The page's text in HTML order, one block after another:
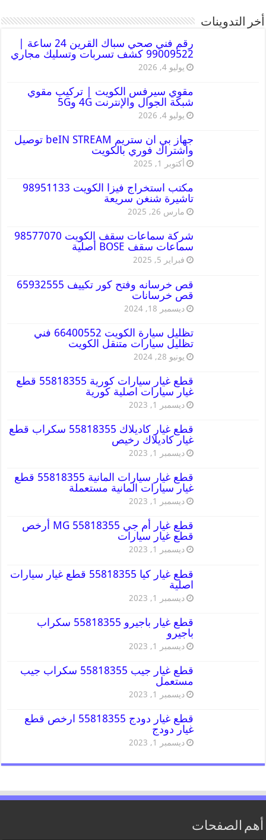
أخر التدوينات
رقم فني صحي سباك القرين 24 ساعة |
99009522 كشف تسربات وتسليك مجاري
يوليو 4, 2026
مقوي سيرفس الكويت | تركيب مقوي
شبكة الجوال والإنترنت 4G و5G
يوليو 4, 2026
جهاز بي ان ستريم beIN STREAM توصيل
واشتراك فوري بالكويت
أكتوبر 1, 2025
مكتب استخراج فيزا الكويت 98951133
تاشيرة شنغن سريعة
مارس 26, 2025
شركة سماعات سقف الكويت 98577070
سماعات سقف BOSE أصلية
فبراير 5, 2025
قص خرسانه وفتح كور تكييف 65932555
قص خرسانات
ديسمبر 18, 2024
تظليل سيارة الكويت 66400552 فني
تظليل سيارات متنقل الكويت
يونيو 28, 2024
قطع غيار سيارات كورية 55818355 قطع
غيار سيارات اصلية كورية
ديسمبر 1, 2023
قطع غيار كاديلاك 55818355 سكراب قطع
غيار كاديلاك رخيص
ديسمبر 1, 2023
قطع غيار سيارات المانية 55818355 قطع
غيار سيارات المانية مستعملة
ديسمبر 1, 2023
قطع غيار أم جي MG 55818355 أرخص
قطع غيار سيارات
ديسمبر 1, 2023
قطع غيار كيا 55818355 قطع غيار سيارات
اصلية
ديسمبر 1, 2023
قطع غيار باجيرو 55818355 سكراب
باجيرو
ديسمبر 1, 2023
قطع غيار جيب 55818355 سكراب جيب
مستعمل
ديسمبر 1, 2023
قطع غيار دودج 55818355 ارخص قطع
غيار دودج
ديسمبر 1, 2023
أهم الصفحات